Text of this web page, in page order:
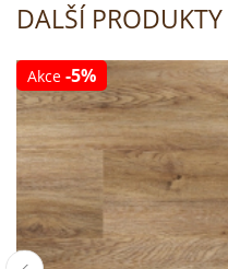
DALŠÍ PRODUKTY
Akce -5%